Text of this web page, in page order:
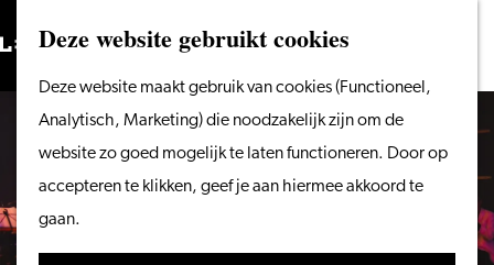
Deze website gebruikt cookies
Deze website maakt gebruik van cookies (Functioneel,
Analytisch, Marketing) die noodzakelijk zijn om de
website zo goed mogelijk te laten functioneren. Door op
accepteren te klikken, geef je aan hiermee akkoord te
gaan.
Ga
naar
homepage
Menu
ZoekenVanaf het water
wandelen
Winkelen
Eten & drinken
Met kinderen
Zoeken